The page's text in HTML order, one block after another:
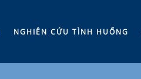
NGHIÊN CỨU TÌNH HUỐNG